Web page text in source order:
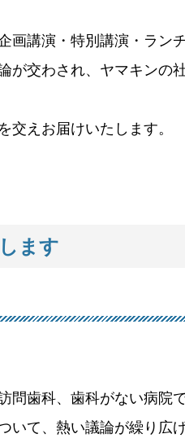
画講演・特別講演・ラン
が交わされ、ヤマキンの
交えお届けいたします。
ます
問歯科、歯科がない病院
て、熱い議論が繰り広